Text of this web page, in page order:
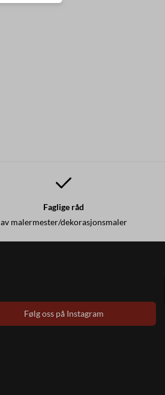
Faglige råd
av malermester/dekorasjonsmaler
Følg oss på Instagram